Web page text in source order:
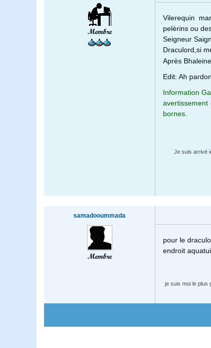
Membre
Vilerequin
pelèrins ou
Seigneur
Draculord,si
Après
Edit: Ah
Information
bornes.
Je suis arrivé
samadooummada
Membre
pour le
endroit
je suis moi le plus